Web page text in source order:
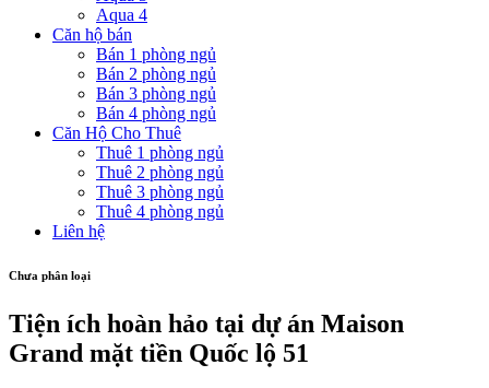
Aqua 4
Căn hộ bán
Bán 1 phòng ngủ
Bán 2 phòng ngủ
Bán 3 phòng ngủ
Bán 4 phòng ngủ
Căn Hộ Cho Thuê
Thuê 1 phòng ngủ
Thuê 2 phòng ngủ
Thuê 3 phòng ngủ
Thuê 4 phòng ngủ
Liên hệ
Chưa phân loại
Tiện ích hoàn hảo tại dự án Maison
Grand mặt tiền Quốc lộ 51